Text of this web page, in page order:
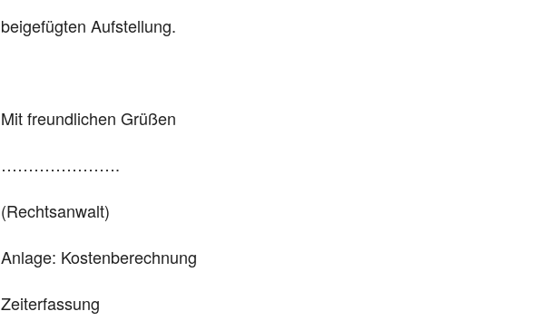
beigefügten Aufstellung.
Mit freundlichen Grüßen
………………….
(Rechtsanwalt)
Anlage: Kostenberechnung
Zeiterfassung